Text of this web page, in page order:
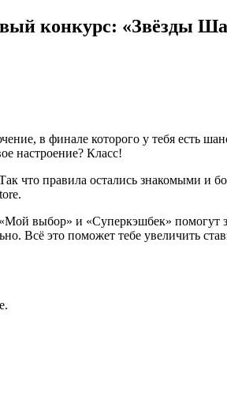
конкурс: «Звёзды
в финале которого у тебя есть
настроение? Класс!
что правила остались знакомыми
выбор» и «Суперкэшбек» помогут
Всё это поможет тебе увеличить